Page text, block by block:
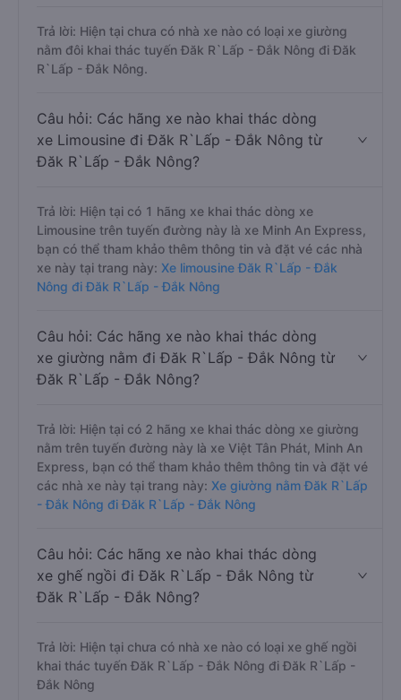
Trả lời: Hiện tại chưa có nhà xe nào có loại xe giường
nằm đôi khai thác tuyến Đăk R`Lấp - Đắk Nông đi Đăk
R`Lấp - Đắk Nông.
Câu hỏi: Các hãng xe nào khai thác dòng
xe Limousine đi Đăk R`Lấp - Đắk Nông từ
Đăk R`Lấp - Đắk Nông?
Trả lời: Hiện tại có 1 hãng xe khai thác dòng xe
Limousine trên tuyến đường này là xe Minh An Express,
bạn có thể tham khảo thêm thông tin và đặt vé các nhà
xe này tại trang này: Xe limousine Đăk R`Lấp - Đắk
Nông đi Đăk R`Lấp - Đắk Nông
Câu hỏi: Các hãng xe nào khai thác dòng
xe giường nằm đi Đăk R`Lấp - Đắk Nông từ
Đăk R`Lấp - Đắk Nông?
Trả lời: Hiện tại có 2 hãng xe khai thác dòng xe giường
nằm trên tuyến đường này là xe Việt Tân Phát, Minh An
Express, bạn có thể tham khảo thêm thông tin và đặt vé
các nhà xe này tại trang này: Xe giường nằm Đăk R`Lấp
- Đắk Nông đi Đăk R`Lấp - Đắk Nông
Câu hỏi: Các hãng xe nào khai thác dòng
xe ghế ngồi đi Đăk R`Lấp - Đắk Nông từ
Đăk R`Lấp - Đắk Nông?
Trả lời: Hiện tại chưa có nhà xe nào có loại xe ghế ngồi
khai thác tuyến Đăk R`Lấp - Đắk Nông đi Đăk R`Lấp -
Đắk Nông